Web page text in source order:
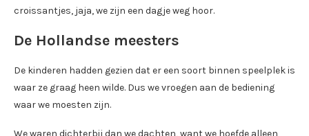
croissantjes, jaja, we zijn een dagje weg hoor.
De Hollandse meesters
De kinderen hadden gezien dat er een soort binnen speelplek is
waar ze graag heen wilde. Dus we vroegen aan de bediening
waar we moesten zijn.
We waren dichterbij dan we dachten, want we hoefde alleen